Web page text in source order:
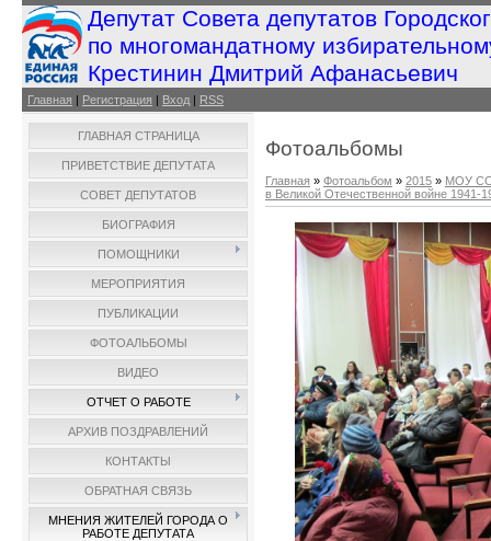
Депутат Совета депутатов
по многомандатному
Крестинин Дмитрий Афанасьевич
Главная | Регистрация | Вход | RSS
ГЛАВНАЯ СТРАНИЦА
ПРИВЕТСТВИЕ ДЕПУТАТА
СОВЕТ ДЕПУТАТОВ
БИОГРАФИЯ
ПОМОЩНИКИ
МЕРОПРИЯТИЯ
ПУБЛИКАЦИИ
ФОТОАЛЬБОМЫ
ВИДЕО
ОТЧЕТ О РАБОТЕ
АРХИВ ПОЗДРАВЛЕНИЙ
КОНТАКТЫ
ОБРАТНАЯ СВЯЗЬ
МНЕНИЯ ЖИТЕЛЕЙ ГОРОДА О
РАБОТЕ ДЕПУТАТА
Фотоальбомы
Главная » Фотоальбом » 2015 » МОУ
в Великой Отечественной войне 1941-